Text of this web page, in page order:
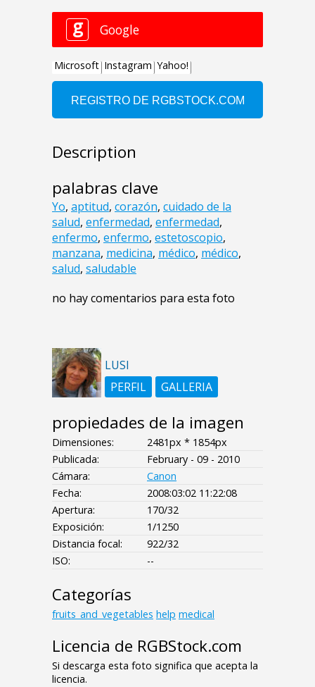
Description
palabras clave
Yo, aptitud, corazón, cuidado de la
salud, enfermedad, enfermedad,
enfermo, enfermo, estetoscopio,
manzana, medicina, médico, médico,
salud, saludable
no hay comentarios para esta foto
LUSI
PERFIL
GALLERIA
propiedades de la imagen
Dimensiones:
2481px * 1854px
Publicada:
February - 09 - 2010
Cámara:
Canon
Fecha:
2008:03:02 11:22:08
Apertura:
170/32
Exposición:
1/1250
Distancia focal:
922/32
ISO:
--
Categorías
fruits_and_vegetables help medical
Licencia de RGBStock.com
Si descarga esta foto significa que acepta la
licencia.